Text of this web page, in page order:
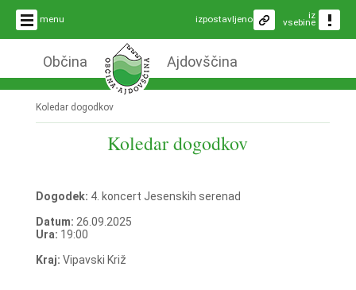
menu iz
vsebine
izpostavljeno
Občina Ajdovščina
Koledar dogodkov
Koledar dogodkov
Dogodek: 4. koncert Jesenskih serenad
Datum: 26.09.2025
Ura: 19:00
Kraj: Vipavski Križ